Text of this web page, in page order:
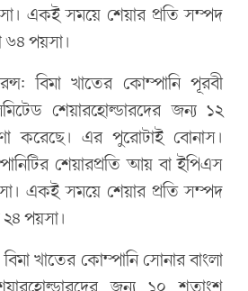
একই সময়ে শেয়ার প্রতি সম্পদ
৬৪ পয়সা।
বিমা খাতের কোম্পানি পূরবী
শেয়ারহোল্ডারদের জন্য ১২
করেছে। এর পুরোটাই বোনাস।
শেয়ারপ্রতি আয় বা ইপিএস
একই সময়ে শেয়ার প্রতি সম্পদ
২৪ পয়সা।
বিমা খাতের কোম্পানি সোনার বাংলা
জন্য ১০ শতাংশ